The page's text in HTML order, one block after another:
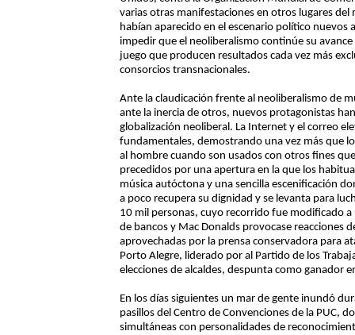
varias otras manifestaciones en otros lugares
habían aparecido en el escenario político
impedir que el neoliberalismo continúe su
juego que producen resultados cada vez más
consorcios transnacionales.
Ante la claudicación frente al neoliberalismo de
ante la inercia de otros, nuevos protagonistas
globalización neoliberal. La Internet y el correo
fundamentales, demostrando una vez más que
al hombre cuando son usados con otros fines
precedidos por una apertura en la que los
música autóctona y una sencilla escenificación
a poco recupera su dignidad y se levanta para
10 mil personas, cuyo recorrido fue modificado
de bancos y Mac Donalds provocase reacciones
aprovechadas por la prensa conservadora para
Porto Alegre, liderado por al Partido de los
elecciones de alcaldes, despunta como ganador
En los días siguientes un mar de gente inundó
pasillos del Centro de Convenciones de la PUC,
simultáneas con personalidades de